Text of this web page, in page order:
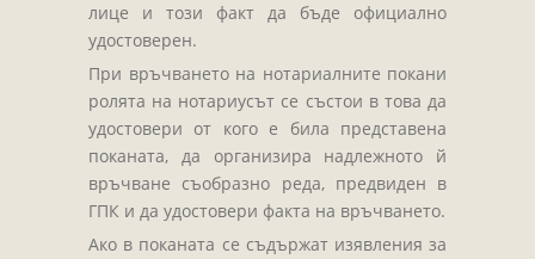
Ипотеки
Удостоверявания
Констативни протоколи
Завещания
Изготвяне на документи
Брачни договори
лице и този факт да бъде официално
удостоверен.
При връчването на нотариалните покани
ролята на нотариусът се състои в това да
удостовери от кого е била представена
поканата, да организира надлежното й
връчване съобразно реда, предвиден в
ГПК и да удостовери факта на връчването.
Ако в поканата се съдържат изявления за